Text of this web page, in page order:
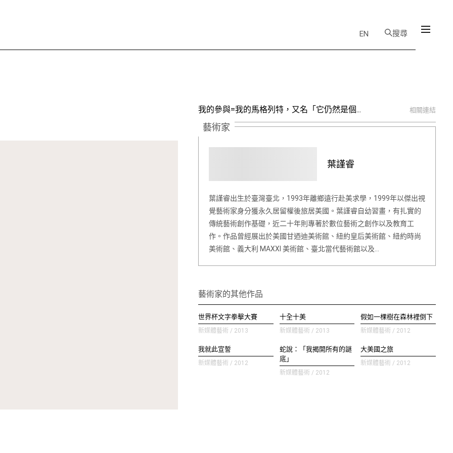
EN 搜尋
我的參與=我的馬格列特，又名「它仍然是個... 相關連結
藝術家
葉謹睿
葉謹睿出生於臺灣臺北，1993年離鄉遠行赴美求學，1999年以傑出視
覺藝術家身分獲永久居留權後旅居美國。葉謹睿自幼習畫，有扎實的
傳統藝術創作基礎，近二十年則專著於數位藝術之創作以及教育工
作。作品曾經展出於美國甘迺迪美術館、紐約皇后美術館、紐約時尚
美術館、義大利 MAXXI 美術館、臺北當代藝術館以及…
藝術家的其他作品
世界杯文字拳擊大賽
新媒體藝術 / 2013
十全十美
新媒體藝術 / 2013
假如一棵樹在森林裡倒下
新媒體藝術 / 2012
我就此宣誓
新媒體藝術 / 2012
蛇說：「我揭開所有的謎
底」
新媒體藝術 / 2012
大美國之旅
新媒體藝術 / 2012